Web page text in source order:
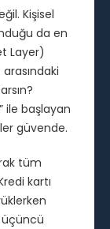
Kişisel
da en
Layer)
ile başlayan
güvende.
tüm
kartı
üçüncü